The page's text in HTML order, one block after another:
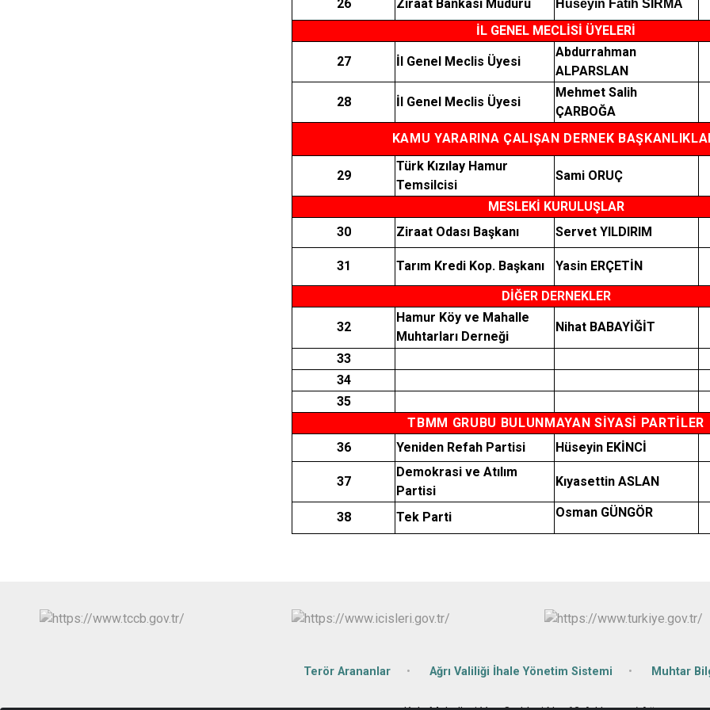
26 Ziraat Bankası Müdürü Hüseyin Fatih SIRMA
İL GENEL MECLİSİ ÜYELERİ
27 İl Genel Meclis Üyesi
Abdurrahman
ALPARSLAN
28 İl Genel Meclis Üyesi
Mehmet Salih
ÇARBOĞA
KAMU YARARINA ÇALIŞAN DERNEK
29
Türk Kızılay Hamur
Temsilcisi
Sami ORUÇ
MESLEKİ KURULUŞLAR
30
Ziraat Odası Başkanı Servet YILDIRIM
31 Tarım Kredi Kop. Başkanı
Yasin ERÇETİN
DİĞER DERNEKLER
32
Hamur Köy ve Mahalle
Muhtarları Derneği
Nihat BABAYİĞİT
33
34
35
TBMM GRUBU BULUNMAYAN SİYASİ PARTİLER
36
Yeniden Refah Partisi Hüseyin EKİNCİ
37
Demokrasi ve Atılım
Partisi
Kıyasettin ASLAN
38 Tek Parti Osman GÜNGÖR
Terör Arananlar Ağrı Valiliği İhale Yönetim Sistemi Muhtar